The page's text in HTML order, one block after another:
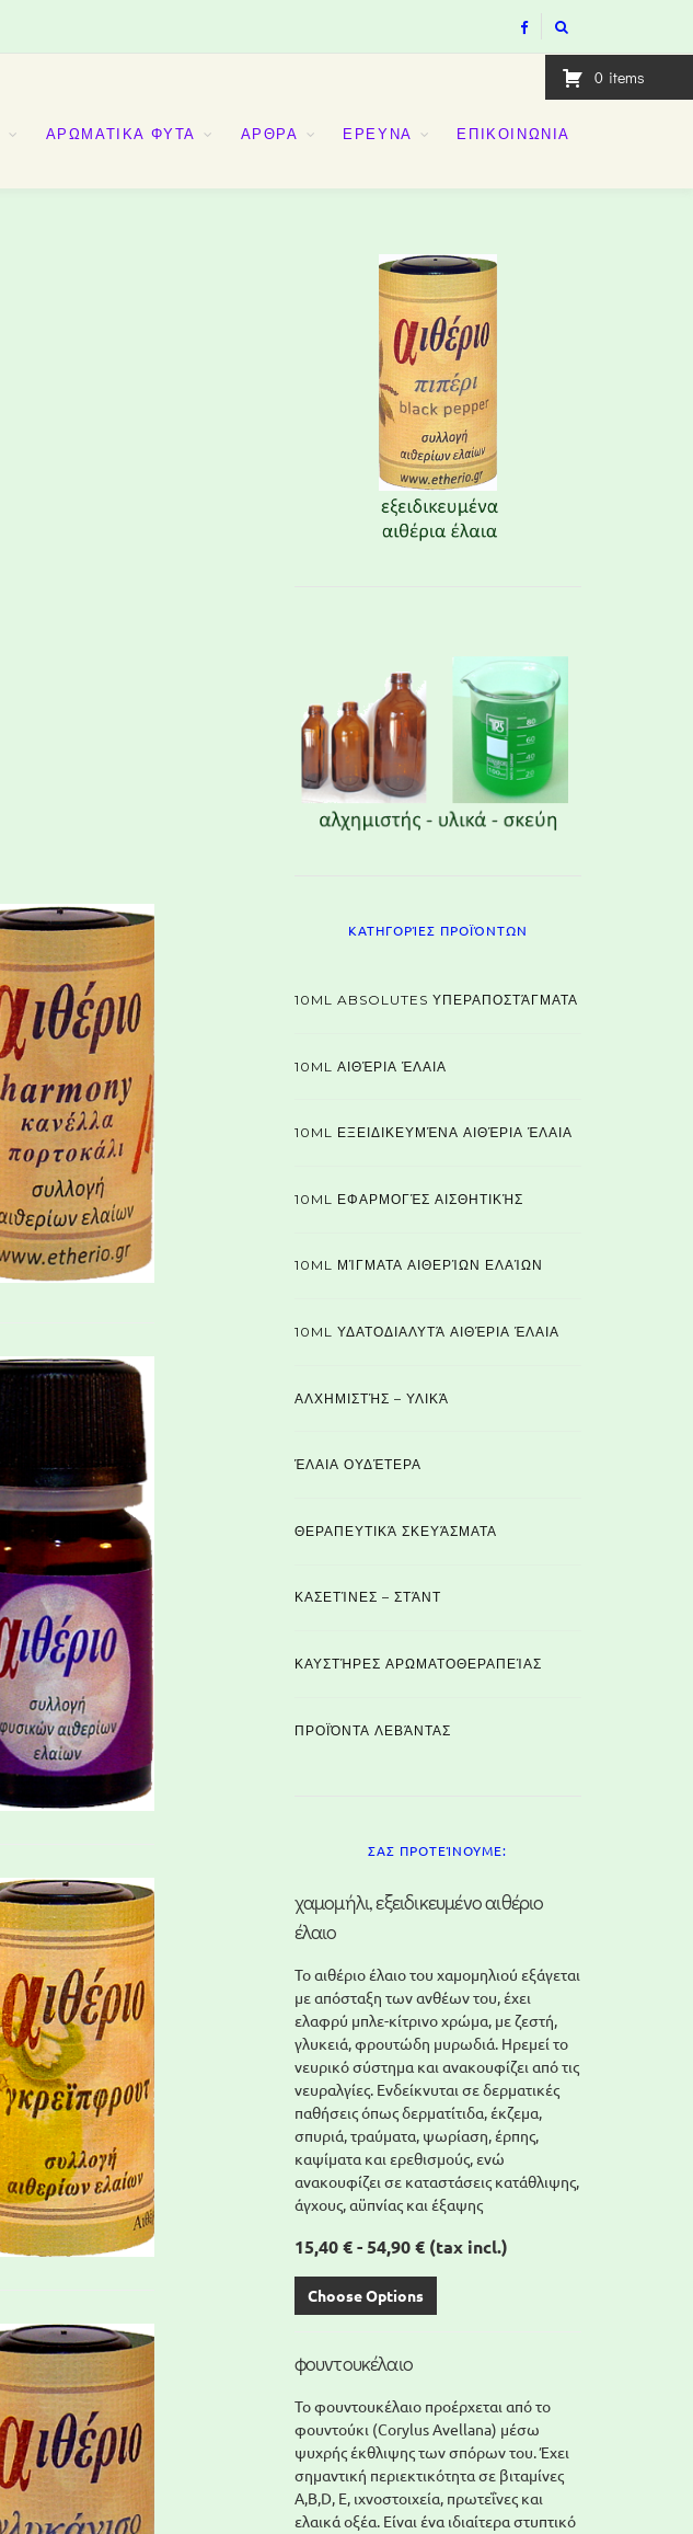
ΑΡΩΜΑΤΙΚΑ ΦΥΤΑ ΑΡΘΡΑ ΕΡΕΥΝΑ ΕΠΙΚΟΙΝΩΝΙΑ
ΚΑΤΗΓΟΡΊΕΣ ΠΡΟΪΌΝΤΩΝ
10ML ABSOLUTES ΥΠΕΡΑΠΟΣΤΆΓΜΑΤΑ
10ML ΑΙΘΈΡΙΑ ΈΛΑΙΑ
10ML ΕΞΕΙΔΙΚΕΥΜΈΝΑ ΑΙΘΈΡΙΑ ΈΛΑΙΑ
10ML ΕΦΑΡΜΟΓΈΣ ΑΙΣΘΗΤΙΚΉΣ
10ML ΜΊΓΜΑΤΑ ΑΙΘΕΡΊΩΝ ΕΛΑΊΩΝ
10ML ΥΔΑΤΟΔΙΑΛΥΤΆ ΑΙΘΈΡΙΑ ΈΛΑΙΑ
ΑΛΧΗΜΙΣΤΉΣ – ΥΛΙΚΆ
ΈΛΑΙΑ ΟΥΔΈΤΕΡΑ
ΘΕΡΑΠΕΥΤΙΚΆ ΣΚΕΥΆΣΜΑΤΑ
ΚΑΣΕΤΊΝΕΣ – ΣΤΆΝΤ
ΚΑΥΣΤΉΡΕΣ ΑΡΩΜΑΤΟΘΕΡΑΠΕΊΑΣ
ΠΡΟΪΌΝΤΑ ΛΕΒΆΝΤΑΣ
ΣΑΣ ΠΡΟΤΕΊΝΟΥΜΕ:
χαμομήλι, εξειδικευμένο αιθέριο
έλαιο
Το αιθέριο έλαιο του χαμομηλιού εξάγεται
με απόσταξη των ανθέων του, έχει
ελαφρύ μπλε-κίτρινο χρώμα, με ζεστή,
γλυκειά, φρουτώδη μυρωδιά. Ηρεμεί το
νευρικό σύστημα και ανακουφίζει από τις
νευραλγίες. Ενδείκνυται σε δερματικές
παθήσεις όπως δερματίτιδα, έκζεμα,
σπυριά, τραύματα, ψωρίαση, έρπης,
καψίματα και ερεθισμούς, ενώ
ανακουφίζει σε καταστάσεις κατάθλιψης,
άγχους, αϋπνίας και έξαψης
15,40 € - 54,90 €(tax incl.)
Choose Options
φουντουκέλαιο
Το φουντουκέλαιο προέρχεται από το
φουντούκι (Corylus Avellana) μέσω
ψυχρής έκθλιψης των σπόρων του. Έχει
σημαντική περιεκτικότητα σε βιταμίνες
A,Β,D, Ε, ιχνοστοιχεία, πρωτεΐνες και
ελαικά οξέα. Είναι ένα ιδιαίτερα στυπτικό
0 items